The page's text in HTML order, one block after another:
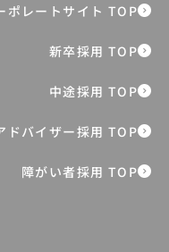
の“今”｜寄付
障がい者採用 TOP